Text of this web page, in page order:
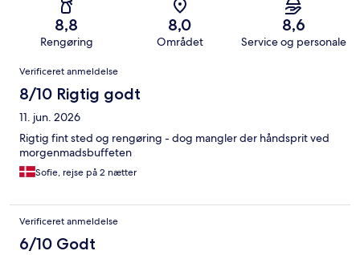
8,8
Rengøring
8,0
Området
8,6
Service og personale
Anmeldelser
Verificeret anmeldelse
8/10 Rigtig godt
11. jun. 2026
Rigtig fint sted og rengøring - dog mangler der håndsprit ved
morgenmadsbuffeten
Sofie, rejse på 2 nætter
Verificeret anmeldelse
6/10 Godt